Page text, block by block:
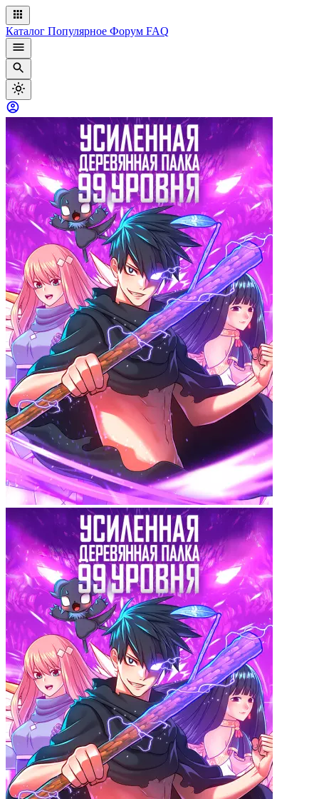
Каталог Популярное Форум FAQ